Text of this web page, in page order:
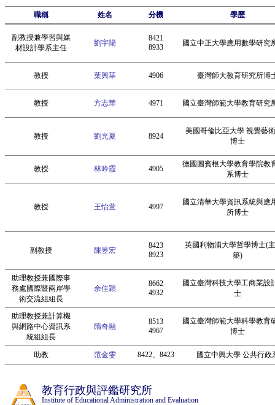
職稱 姓名 分機 學歷
副教授兼學習與媒
材設計學系主任
劉宇陽
8421
8933
國立中正大學應用數學研究
教授 葉興華 4906 臺灣師大教育研究所博
教授 方志華 4971 國立臺灣師範大學教育研究
教授 劉光夏 8924
美國哥倫比亞大學 視覺藝
博士
教授 林吟霞 4905
德國圖賓根大學教育學院教
系博士
教授 王怡萱 4997
國立清華大學資訊系統與應
所博士
副教授 陳昱宏
8423
8923
英國利物浦大學哲學博士(
築)
助理教授兼國際事
務處國際暨兩岸學
術交流組組長
余佳穎
8662
4932
國立臺灣科技大學工商業設
士
助理教授兼計算機
與網路中心資訊系
統組組長
隋奇融
8513
4967
國立臺灣師範大學科學教育
博士
助教 范金雯 8422、8423 國立中興大學 公共行政
教育行政與評鑑研究所
Institute of Educational Administration and Evaluation